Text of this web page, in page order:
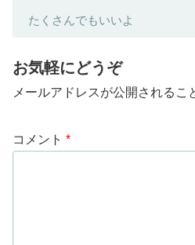
たくさんでもいいよ
お気軽にどうぞ
メールアドレスが公開されるこ
コメント *